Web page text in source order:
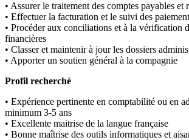
• Assurer le traitement des comptes payables et
• Effectuer la facturation et le suivi des
• Procéder aux conciliations et à la vérification
financières
• Classer et maintenir à jour les dossiers
• Apporter un soutien général à la compagnie
Profil recherché
• Expérience pertinente en comptabilité ou en
minimum 3-5 ans
• Excellente maitrise de la langue française
• Bonne maîtrise des outils informatiques et